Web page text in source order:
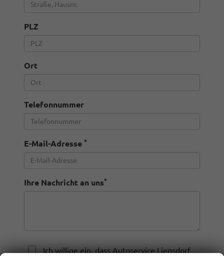
PLZ
Ort
Telefonnummer
E-Mail-Adresse *
Ihre Nachricht an uns*
Ich willige ein, dass Autoservice Liensdorf